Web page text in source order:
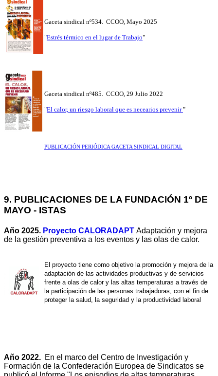
Gaceta sindical nº534. CCOO, Mayo 2025
"Estrés térmico en el lugar de Trabajo"
Gaceta sindical nº485. CCOO, 29 Julio 2022
"El calor, un riesgo laboral que es necearios prevenir"
PUBLICACIÓN PERIÓDICA GACETA SINDICAL DIGITAL
9. PUBLICACIONES DE LA FUNDACIÓN 1º DE
MAYO - ISTAS
Año 2025. Proyecto CALORADAPT Adaptación y mejora
de la gestión preventiva a los eventos y las olas de calor.
El proyecto tiene como objetivo la promoción y mejora de la
adaptación de las actividades productivas y de servicios
frente a olas de calor y las altas temperaturas a través de
la participación de las personas trabajadoras, con el fin de
proteger la salud, la seguridad y la productividad laboral
Año 2022. En el marco del Centro de Investigación y
Formación de la Confederación Europea de Sindicatos se